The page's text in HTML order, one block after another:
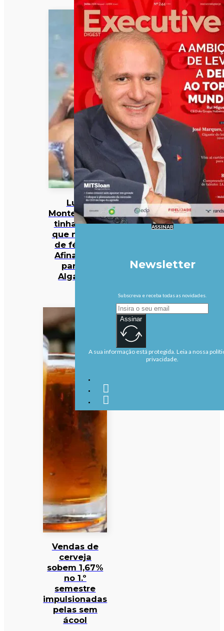
Luís
Montenegro
tinha dito
que não ia
de férias.
Afinal, foi
para o
Algarve
Vendas de
cerveja
sobem 1,67%
no 1.º
semestre
impulsionadas
pelas sem
ácool
ASSINAR
Newsletter
Subscreva e receba todas as novidades.
Assinar
A sua informação está protegida. Leia a nossa
privacidade.